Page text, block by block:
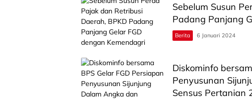
Sebelum Susun
Padang Panjang
Berita 6 Januari 2024
Diskominfo
Penyusunan
Sensus Pertanian